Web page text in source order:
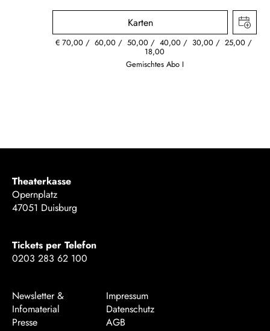
Karten
€ 70,00 60,00 50,00 40,00 30,00 25,00
18,00
Gemischtes Abo I
Theaterkasse
Opernplatz
47051 Duisburg
Tickets per Telefon
0203 283 62 100
Newsletter &
Infomaterial
Presse
Impressum
Datenschutz
AGB